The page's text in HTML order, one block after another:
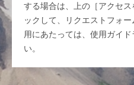
する場合は、上の［アクセ
ックして、リクエストフォ
用にあたっては、使用ガイ
い。